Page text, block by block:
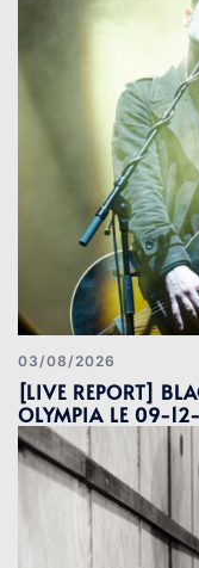
03/08/2026
[LIVE REPORT]
OLYMPIA LE 09-